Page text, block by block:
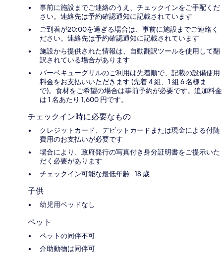
事前に施設までご連絡のうえ、チェックインをご手配くだ
さい。連絡先は予約確認通知に記載されています
ご到着が20:00を過ぎる場合は、事前に施設までご連絡く
ださい。連絡先は予約確認通知に記載されています
施設から提供された情報は、自動翻訳ツールを使用して翻
訳されている場合があります
バーベキューグリルのご利用は先着順で、記載の設備使用
料金をお支払いいただきます (先着 4 組、1 組 6 名様ま
で)。食材をご希望の場合は事前予約が必要です。追加料金
は 1 名あたり 1,600 円です。
チェックイン時に必要なもの
クレジットカード、デビットカードまたは現金による付随
費用のお支払いが必要です
場合により、政府発行の写真付き身分証明書をご提示いた
だく必要があります
チェックイン可能な最低年齢 : 18 歳
子供
幼児用ベッドなし
ペット
ペットの同伴不可
介助動物は同伴可